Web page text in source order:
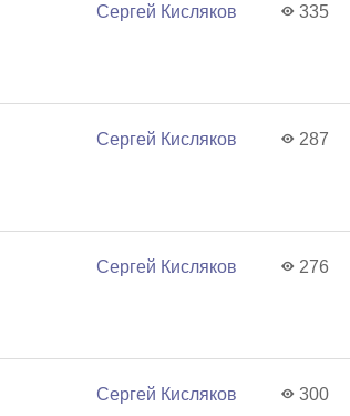
Сергей Кисляков 335
Сергей Кисляков 287
Сергей Кисляков 276
Сергей Кисляков 300